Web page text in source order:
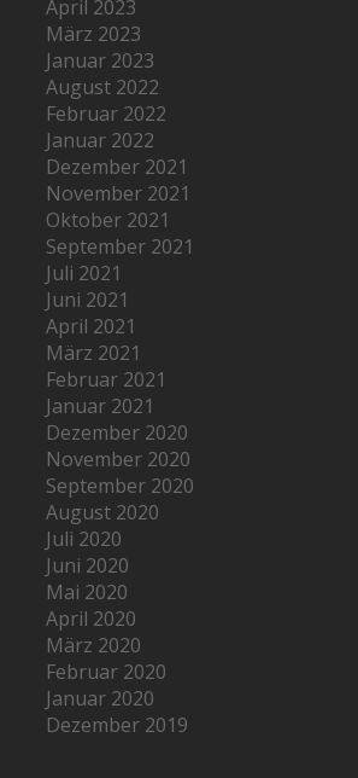
April 2023
März 2023
Januar 2023
August 2022
Februar 2022
Januar 2022
Dezember 2021
November 2021
Oktober 2021
September 2021
Juli 2021
Juni 2021
April 2021
März 2021
Februar 2021
Januar 2021
Dezember 2020
November 2020
September 2020
August 2020
Juli 2020
Juni 2020
Mai 2020
April 2020
März 2020
Februar 2020
Januar 2020
Dezember 2019